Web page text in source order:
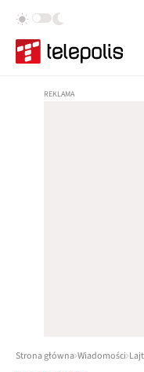
Strona główna Wiadomości